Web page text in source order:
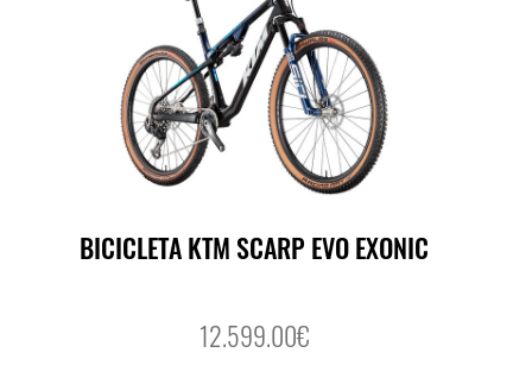
BICICLETA KTM SCARP EVO EXONIC
12.599.00€